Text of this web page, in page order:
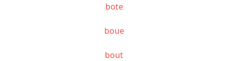
bote
boue
bout